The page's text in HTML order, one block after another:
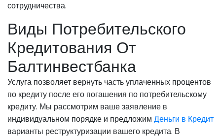
сотрудничества.
Виды Потребительского
Кредитования От
Балтинвестбанка
Услуга позволяет вернуть часть уплаченных процентов
по кредиту после его погашения по потребительскому
кредиту. Мы рассмотрим ваше заявление в
индивидуальном порядке и предложим Деньги в Кредит
варианты реструктуризации вашего кредита. В